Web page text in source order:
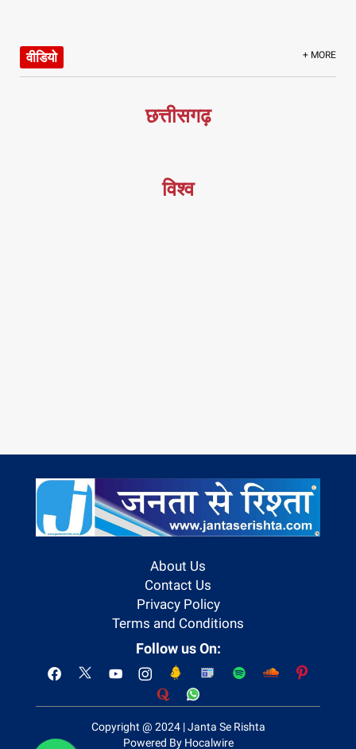
वीडियो + MORE
छत्तीसगढ़
विश्व
About Us
Contact Us
Privacy Policy
Terms and Conditions
Follow us On:
Copyright @ 2024 | Janta Se Rishta
Powered By Hocalwire